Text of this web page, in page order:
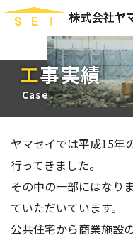
工事実績
Case
ヤマセイでは平成15年
行ってきました。
その中の一部にはなり
ていただいています。
公共住宅から商業施設